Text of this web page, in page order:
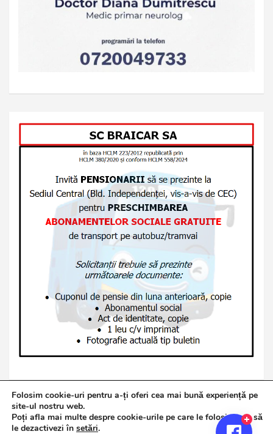
Copyright © 2026Jurnalul de Brăila
Folosim cookie-uri pentru a-ți oferi cea mai bună experiență pe
site-ul nostru web.
Poți afla mai multe despre cookie-urile pe care le folosim sau să
le dezactivezi în setări.